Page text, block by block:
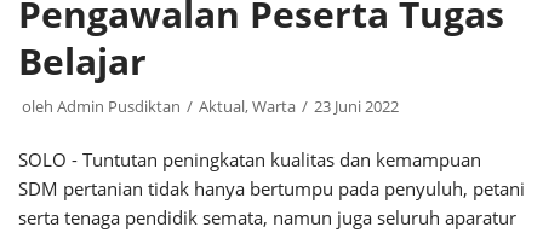
Pengawalan Peserta Tugas
Belajar
oleh Admin Pusdiktan Aktual,Warta 23 Juni 2022
SOLO - Tuntutan peningkatan kualitas dan kemampuan
SDM pertanian tidak hanya bertumpu pada penyuluh, petani
serta tenaga pendidik semata, namun juga seluruh aparatur